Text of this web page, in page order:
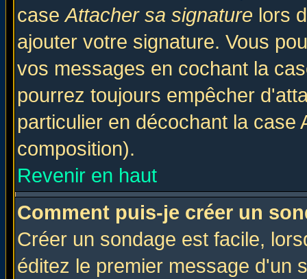
caseAttacher sa signature lors
ajouter votre signature. Vous
vos messages en cochant la
pourrez toujours empêcher
particulier en décochant la
composition).
Revenir en haut
Comment puis-je créer un
Créer un sondage est facile,
éditez le premier message d'un